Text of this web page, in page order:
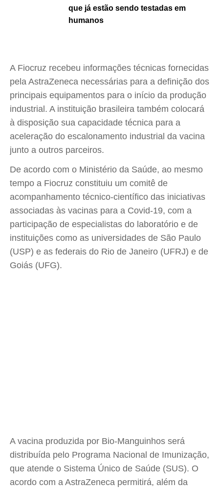
que já estão sendo testadas em
humanos
A Fiocruz recebeu informações técnicas fornecidas
pela AstraZeneca necessárias para a definição dos
principais equipamentos para o início da produção
industrial. A instituição brasileira também colocará
à disposição sua capacidade técnica para a
aceleração do escalonamento industrial da vacina
junto a outros parceiros.
De acordo com o Ministério da Saúde, ao mesmo
tempo a Fiocruz constituiu um comitê de
acompanhamento técnico-científico das iniciativas
associadas às vacinas para a Covid-19, com a
participação de especialistas do laboratório e de
instituições como as universidades de São Paulo
(USP) e as federais do Rio de Janeiro (UFRJ) e de
Goiás (UFG).
A vacina produzida por Bio-Manguinhos será
distribuída pelo Programa Nacional de Imunização,
que atende o Sistema Único de Saúde (SUS). O
acordo com a AstraZeneca permitirá, além da